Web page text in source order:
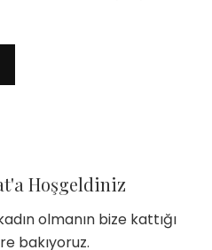
Hoşgeldiniz
olmanın bize kattığı
bakıyoruz.